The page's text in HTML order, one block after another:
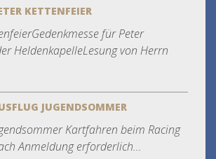
KETTENFEIER
für Peter
HeldenkapelleLesung von Herrn
JUGENDSOMMER
Kartfahren beim Racing
Anmeldung erforderlich...